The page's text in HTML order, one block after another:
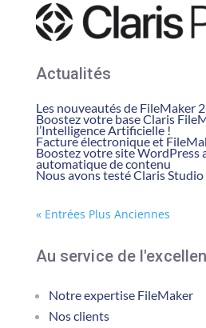
Actualités
Les nouveautés de FileMaker
Boostez votre base Claris
l’Intelligence Artificielle !
Facture électronique et
Boostez votre site WordPress
automatique de contenu
Nous avons testé Claris Studio
« Entrées Plus Anciennes
Au service de
Notre expertise FileMaker
Nos clients